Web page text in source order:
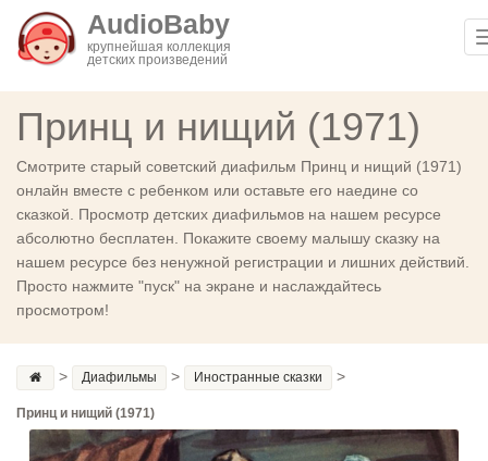
AudioBaby
крупнейшая коллекция
детских произведений
Принц и нищий (1971)
Смотрите старый советский диафильм Принц и нищий (1971)
онлайн вместе с ребенком или оставьте его наедине со
сказкой. Просмотр детских диафильмов на нашем ресурсе
абсолютно бесплатен. Покажите своему малышу сказку на
нашем ресурсе без ненужной регистрации и лишних действий.
Просто нажмите "пуск" на экране и наслаждайтесь
просмотром!
> Диафильмы > Иностранные сказки >
Принц и нищий (1971)